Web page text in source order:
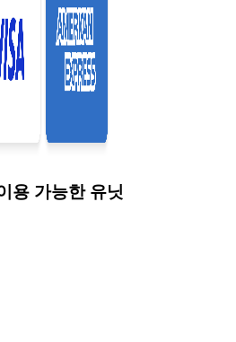
용 가능한 유닛